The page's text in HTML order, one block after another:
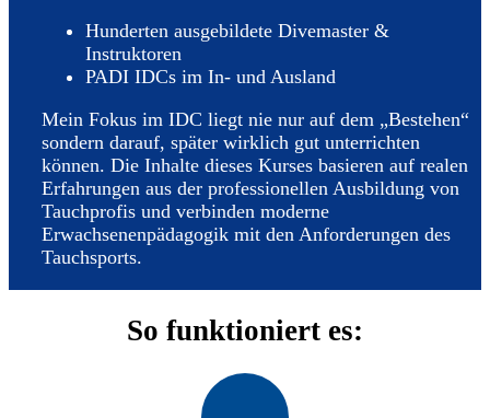
Hunderten ausgebildete Divemaster &
Instruktoren
PADI IDCs im In- und Ausland
Mein Fokus im IDC liegt nie nur auf dem „Bestehen“
sondern darauf, später wirklich gut unterrichten
können. Die Inhalte dieses Kurses basieren auf realen
Erfahrungen aus der professionellen Ausbildung von
Tauchprofis und verbinden moderne
Erwachsenenpädagogik mit den Anforderungen des
Tauchsports.
So funktioniert es: